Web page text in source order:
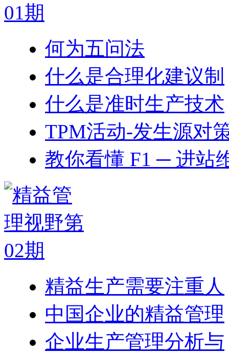
何为五问法
什么是合理化建议制
什么是准时生产技术
TPM活动-发生源对
教你看懂 F1 ─ 进站
精益生产需要注重人
中国企业的精益管理
企业生产管理分析与